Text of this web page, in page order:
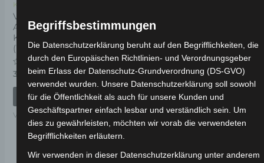
Kostenloser Versand
VSX VORDERES
ARMATURENBRETT
KUNSTSTOFF
(WINDSCHUTZ)
Bewertet
mit
0
39,00€ *
IN DEN WARENKORB
VSX
Bewertet
mit
0
5
19,00€ *
IN DEN WARENKORB
VSX
Begriffsbestimmungen
Die Datenschutzerklärung beruht auf den Begrifflichkeiten, die
durch den Europäischen Richtlinien- und Verordnungsgeber
beim Erlass der Datenschutz-Grundverordnung (DS-GVO)
verwendet wurden. Unsere Datenschutzerklärung soll sowohl
für die Öffentlichkeit als auch für unsere Kunden und
Geschäftspartner einfach lesbar und verständlich sein. Um
dies zu gewährleisten, möchten wir vorab die verwendeten
Begrifflichkeiten erläutern.
Wir verwenden in dieser Datenschutzerklärung unter anderem